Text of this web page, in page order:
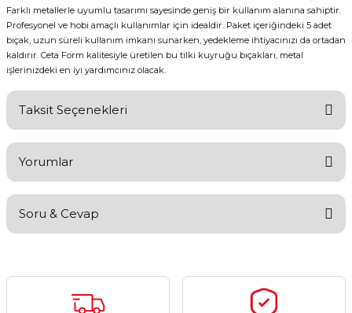
Farklı metallerle uyumlu tasarımı sayesinde geniş bir kullanım alanına sahiptir.
Profesyonel ve hobi amaçlı kullanımlar için idealdir. Paket içeriğindeki 5 adet
bıçak, uzun süreli kullanım imkanı sunarken, yedekleme ihtiyacınızı da ortadan
kaldırır. Ceta Form kalitesiyle üretilen bu tilki kuyruğu bıçakları, metal
işlerinizdeki en iyi yardımcınız olacak.
Taksit Seçenekleri
Yorumlar
Yorum Yaz
Soru & Cevap
Ürün hakkında henüz soru sorulmamış.